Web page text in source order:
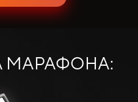
МАРАФОНА: